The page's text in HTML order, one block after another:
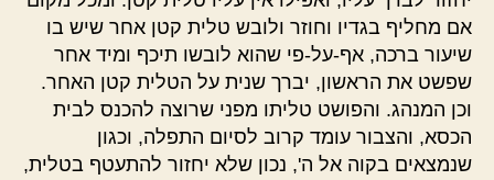
אם מחליף בגדיו וחוזר ולובש טלית קטן אחר שיש בו
שיעור ברכה, אף-על-פי שהוא לובשו תיכף ומיד אחר
שפשט את הראשון, יברך שנית על הטלית קטן האחר.
וכן המנהג. והפושט טליתו מפני שרוצה להכנס לבית
הכסא, והצבור עומד קרוב לסיום התפלה, וכגון
שנמצאים בקוה אל ה', נכון שלא יחזור להתעטף בטלית,